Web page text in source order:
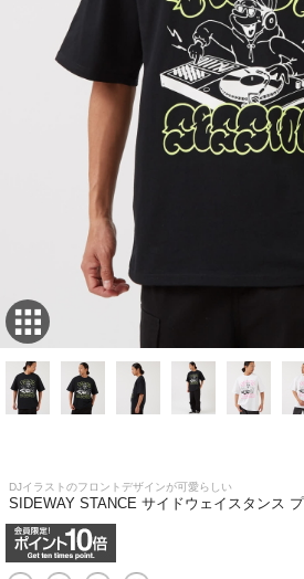
DJイラストのフロントデザインが可愛らしい
SIDEWAY STANCE サイドウェイスタンス